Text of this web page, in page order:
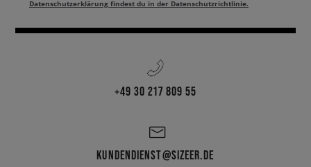
beliebten Rucksäcke – von klassischen Modellen bis hin zu
Auch wenn die Jahre vergehen und ständig neue
Jetzt bist du dran: Zoom dich rein in die Skatekultur und
schnapp dir deine Favoriten mit dem Vans-Logo – natürlich
Datenschutzerklärung findest du in der Datenschutzrichtlinie.
+49 30 217 809 55
KUNDENDIENST@SIZEER.DE